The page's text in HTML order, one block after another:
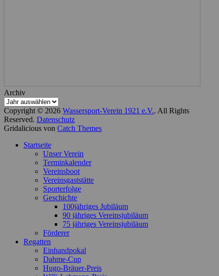
Archiv
Copyright © 2026 Wassersport-Verein 1921 e.V.. All Rights
Reserved. Datenschutz
Gridalicious von Catch Themes
oben
Startseite
Unser Verein
Terminkalender
Vereinsboot
Vereinsgaststätte
Sporterfolge
Geschichte
100jähriges Jubiläum
90 jähriges Vereinsjubiläum
75 jähriges Vereinsjubiläum
Förderer
Regatten
Einhandpokal
Dahme-Cup
Hugo-Bräuer-Preis